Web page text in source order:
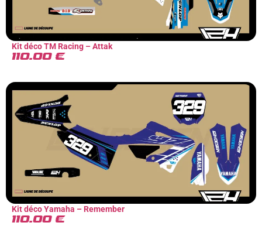
Kit déco TM Racing – Attak
110.00 €
Kit déco Yamaha – Remember
110.00 €